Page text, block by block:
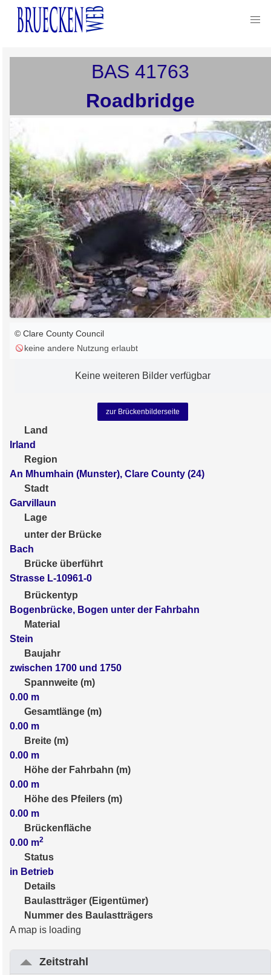
BAS 41763
Roadbridge
© Clare County Council
keine andere Nutzung erlaubt
Keine weiteren Bilder verfügbar
zur Brückenbilderseite
Land
Irland
Region
An Mhumhain (Munster), Clare County (24)
Stadt
Garvillaun
Lage
unter der Brücke
Bach
Brücke überführt
Strasse L-10961-0
Brückentyp
Bogenbrücke, Bogen unter der Fahrbahn
Material
Stein
Baujahr
zwischen 1700 und 1750
Spannweite (m)
0.00 m
Gesamtlänge (m)
0.00 m
Breite (m)
0.00 m
Höhe der Fahrbahn (m)
0.00 m
Höhe des Pfeilers (m)
0.00 m
Brückenfläche
0.00 m2
Status
in Betrieb
Details
Baulastträger (Eigentümer)
Nummer des Baulastträgers
A map is loading
Zeitstrahl